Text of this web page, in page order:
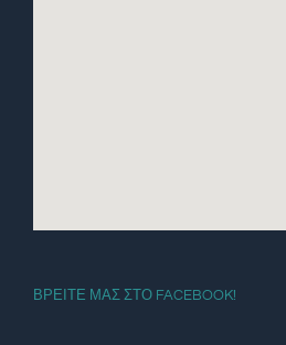
ΒΡΕΙΤΕ ΜΑΣ ΣΤΟ FACEBOOK!